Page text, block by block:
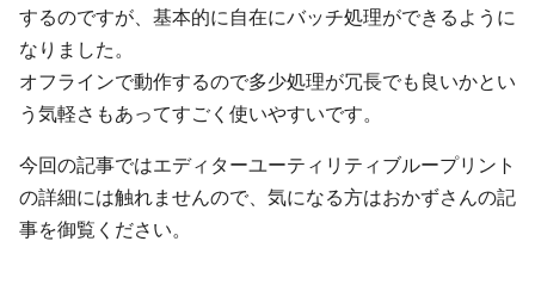
するのですが、基本的に自在にバッチ処理ができるように
なりました。
オフラインで動作するので多少処理が冗長でも良いかとい
う気軽さもあってすごく使いやすいです。
今回の記事ではエディターユーティリティブループリント
の詳細には触れませんので、気になる方はおかずさんの記
事を御覧ください。